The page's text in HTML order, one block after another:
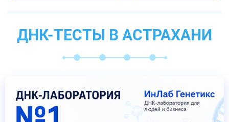
ДНК-ТЕСТЫ В АСТРАХАНИ